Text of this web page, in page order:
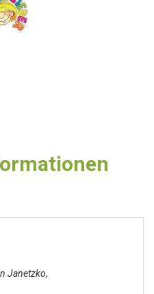
Janetzko,